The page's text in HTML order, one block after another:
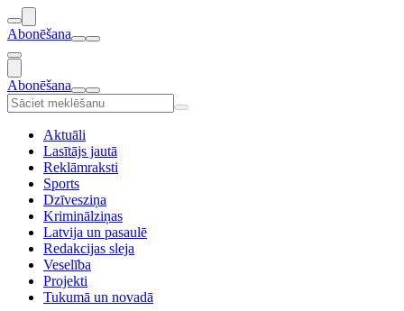
Abonēšana
Abonēšana
Aktuāli
Lasītājs jautā
Reklāmraksti
Sports
Dzīvesziņa
Kriminālziņas
Latvija un pasaulē
Redakcijas sleja
Veselība
Projekti
Tukumā un novadā